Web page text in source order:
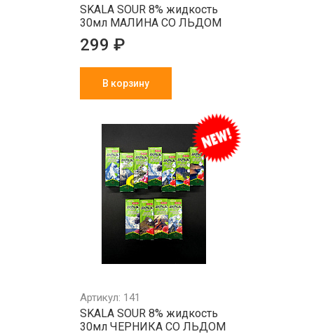
SKALA SOUR 8% жидкость
30мл МАЛИНА СО ЛЬДОМ
299 ₽
В корзину
Артикул: 141
SKALA SOUR 8% жидкость
30мл ЧЕРНИКА СО ЛЬДОМ